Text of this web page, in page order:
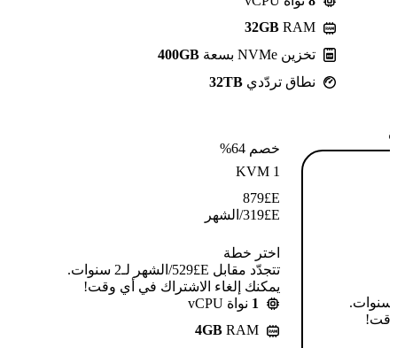
32GB RAM
تخزين NVMe بسعة
400GB
نطاق تردّدي 32TB
خصم 64%
KVM 1
E£
879
E£
319/الشهر
اختر خطة
تتجدّد مقابل E£⁦529⁩/الشهر لـ2 سنوات.
يمكنك إلغاء الاشتراك في أي وقت!
1 نواة vCPU
4GB RAM
تتجدّد مقابل E£⁦639⁩/الشهر لـ2 سنوات.
وقت!